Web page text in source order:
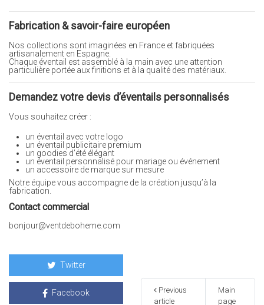
Fabrication & savoir-faire européen
Nos collections sont imaginées en France et fabriquées
artisanalement en Espagne.
Chaque éventail est assemblé à la main avec une attention
particulière portée aux finitions et à la qualité des matériaux.
Demandez votre devis d’éventails personnalisés
Vous souhaitez créer :
un éventail avec votre logo
un éventail publicitaire premium
un goodies d’été élégant
un éventail personnalisé pour mariage ou événement
un accessoire de marque sur mesure
Notre équipe vous accompagne de la création jusqu’à la
fabrication.
Contact commercial
bonjour@ventdeboheme.com
Twitter
Facebook
Previous
article
Main
page